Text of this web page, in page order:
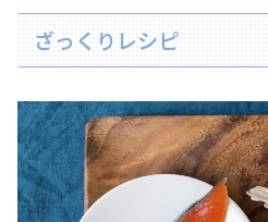
ざっくりレシピ